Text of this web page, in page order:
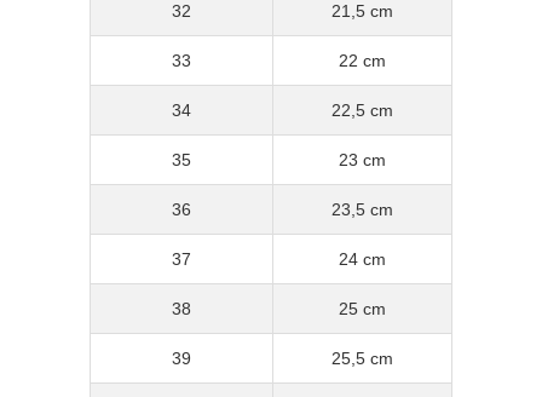
32 21,5 cm
33 22 cm
34 22,5 cm
35 23 cm
36 23,5 cm
37 24 cm
38 25 cm
39 25,5 cm